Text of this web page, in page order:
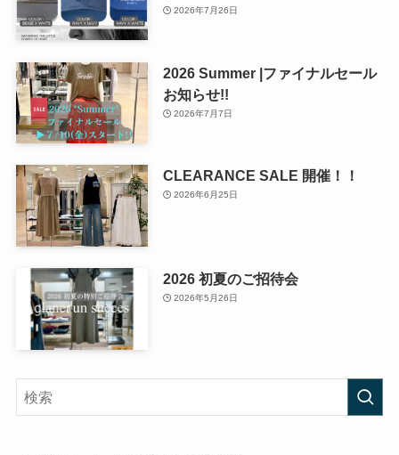
2026年7月26日
2026 Summer |ファイナルセール
お知らせ!!
2026年7月7日
CLEARANCE SALE 開催！！
2026年6月25日
2026 初夏のご招待会
2026年5月26日